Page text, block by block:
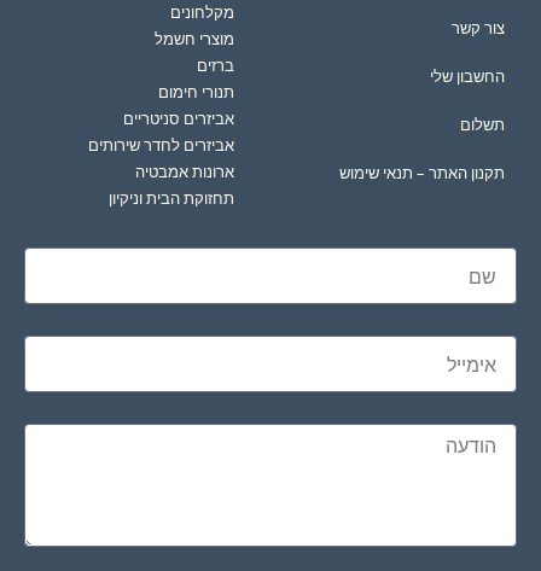
צור קשר
החשבון שלי
תשלום
תקנון האתר – תנאי שימוש
מקלחונים
מוצרי חשמל
ברזים
תנורי חימום
אביזרים סניטריים
אביזרים לחדר שירותים
ארונות אמבטיה
תחזוקת הבית וניקיון